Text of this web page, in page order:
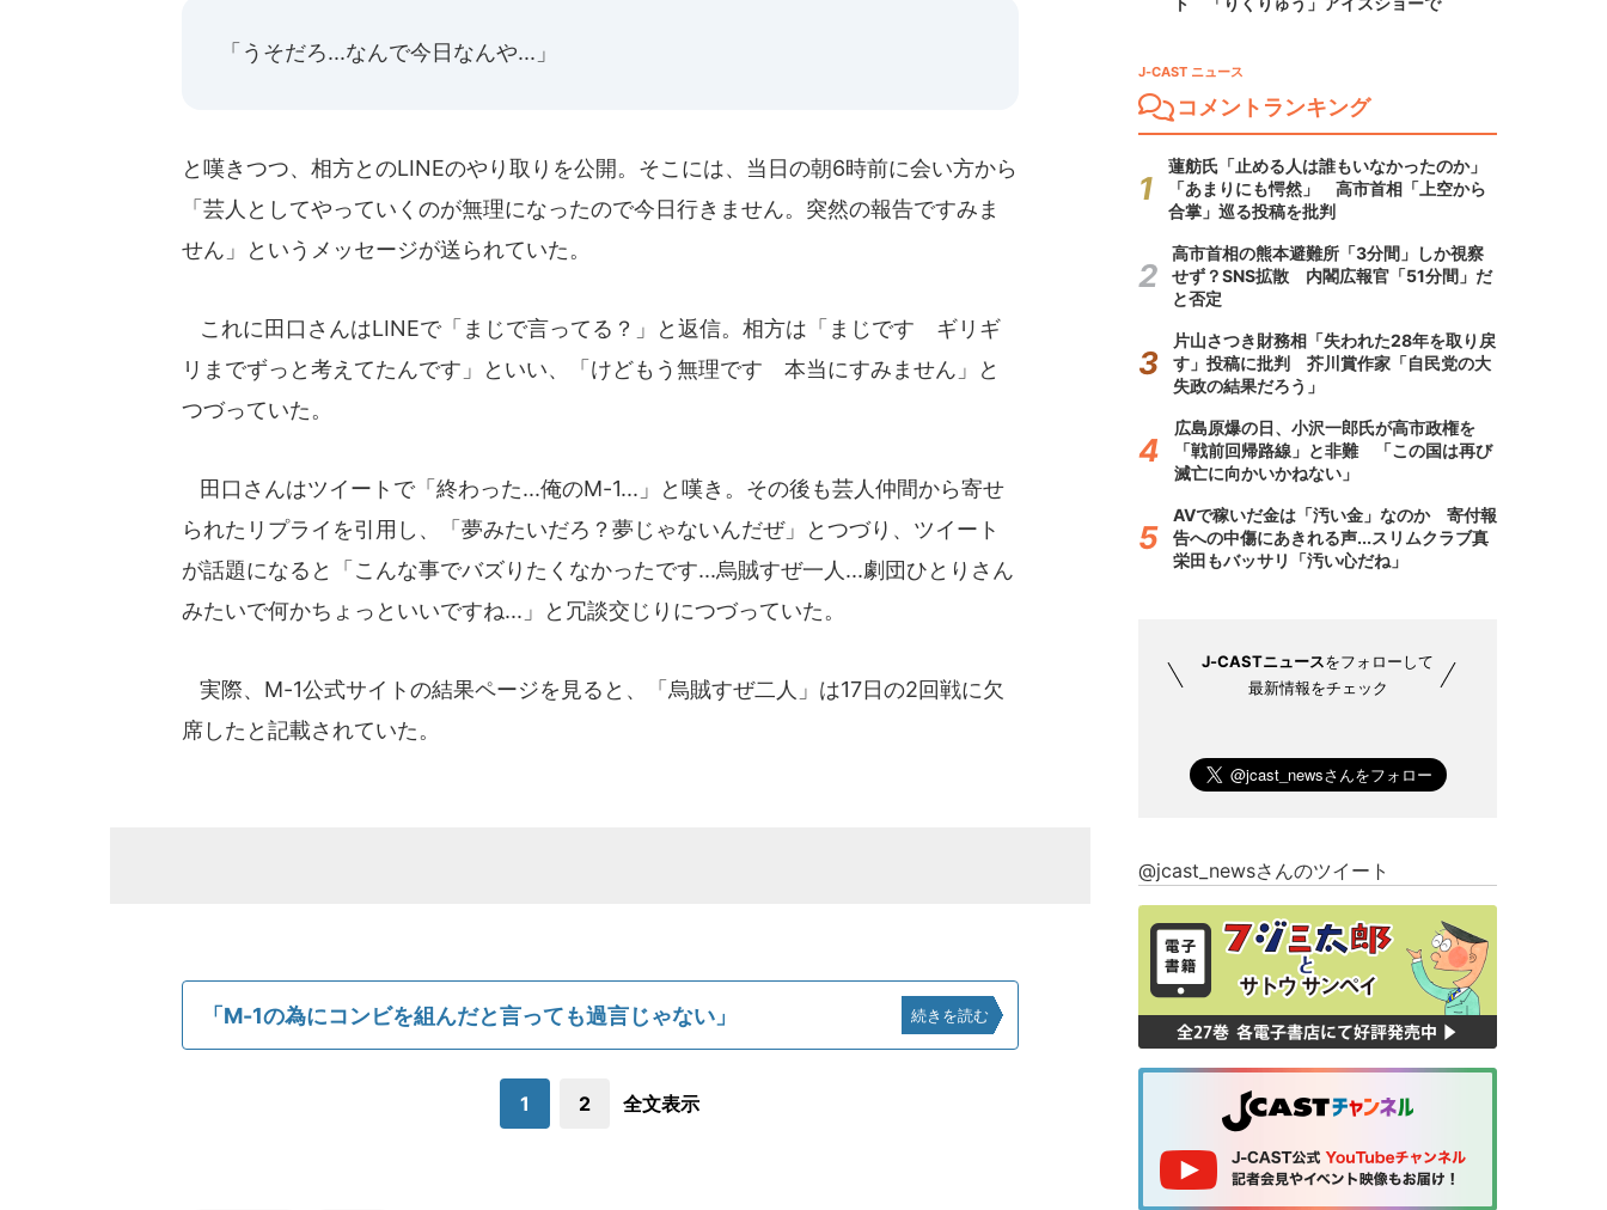
「うそだろ...なんで今日なんや...」
と嘆きつつ、相方とのLINEのやり取りを公開。そこには、当日の朝6時前に会い方から
「芸人としてやっていくのが無理になったので今日行きません。突然の報告ですみま
せん」というメッセージが送られていた。
これに田口さんはLINEで「まじで言ってる？」と返信。相方は「まじです ギリギ
リまでずっと考えてたんです」といい、「けどもう無理です 本当にすみません」と
つづっていた。
田口さんはツイートで「終わった...俺のM-1...」と嘆き。その後も芸人仲間から寄せ
られたリプライを引用し、「夢みたいだろ？夢じゃないんだぜ」とつづり、ツイート
が話題になると「こんな事でバズりたくなかったです...烏賊すぜ一人...劇団ひとりさん
みたいで何かちょっといいですね...」と冗談交じりにつづっていた。
実際、M-1公式サイトの結果ページを見ると、「烏賊すぜ二人」は17日の2回戦に欠
席したと記載されていた。
「M-1の為にコンビを組んだと言っても過言じゃない」 続きを読む
1 2 全文表示
J-CAST ニュース
コメントランキング
蓮舫氏「止める人は誰もいなかったのか」
「あまりにも愕然」 高市首相「上空から
合掌」巡る投稿を批判
高市首相の熊本避難所「3分間」しか視察
せず？SNS拡散 内閣広報官「51分間」だ
と否定
片山さつき財務相「失われた28年を取り戻
す」投稿に批判 芥川賞作家「自民党の大
失政の結果だろう」
広島原爆の日、小沢一郎氏が高市政権を
「戦前回帰路線」と非難 「この国は再び
滅亡に向かいかねない」
AVで稼いだ金は「汚い金」なのか 寄付報
告への中傷にあきれる声...スリムクラブ真
栄田もバッサリ「汚い心だね」
J-CASTニュースをフォローして
最新情報をチェック
@jcast_newsさんのツイート